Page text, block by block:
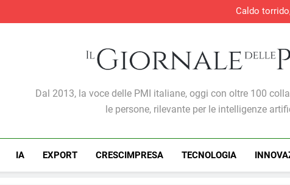
Entro il
AI nelle
Entro il
AI nelle
Il Giornale Delle PMI
Dal 2013, la voce delle PMI italiane, oggi con oltre 100
le persone, rilevante per le intelligenze
IA EXPORT CRESCIMPRESA TECNOLOGIA